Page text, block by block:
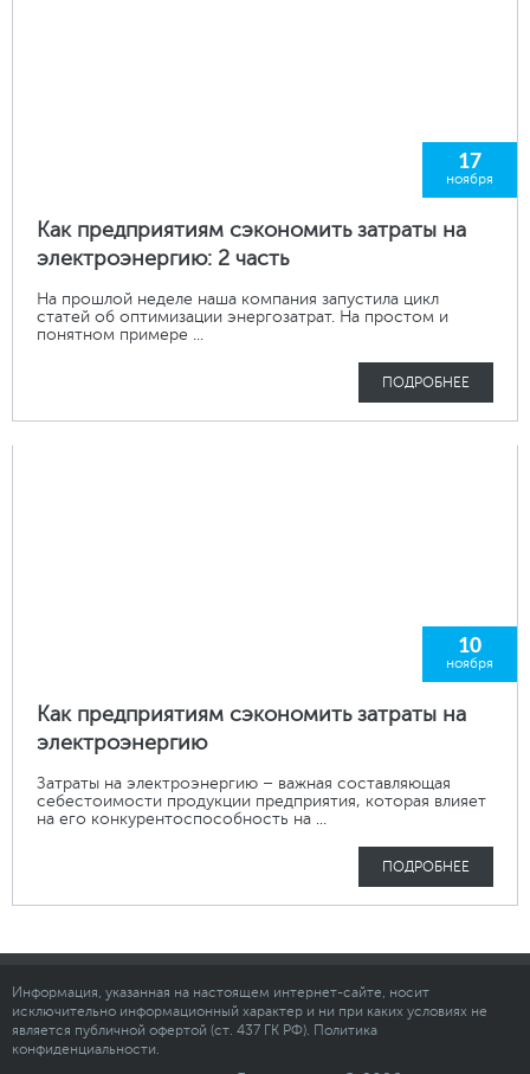
17
ноября
Как предприятиям сэкономить затраты на
электроэнергию: 2 часть
На прошлой неделе наша компания запустила цикл
статей об оптимизации энергозатрат. На простом и
понятном примере ...
ПОДРОБНЕЕ
10
ноября
Как предприятиям сэкономить затраты на
электроэнергию
Затраты на электроэнергию – важная составляющая
себестоимости продукции предприятия, которая влияет
на его конкурентоспособность на ...
ПОДРОБНЕЕ
Информация, указанная на настоящем интернет-сайте, носит
исключительно информационный характер и ни при каких условиях не
является публичной офертой (ст. 437 ГК РФ). Политика
конфиденциальности.